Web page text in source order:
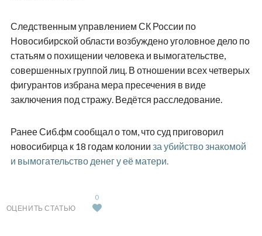
Следственным управлением СК России по
Новосибирской области возбуждено уголовное дело по
статьям о похищении человека и вымогательстве,
совершенных группой лиц. В отношении всех четверых
фигурантов избрана мера пресечения в виде
заключения под стражу. Ведётся расследование.
Ранее Сиб.фм сообщал о том, что суд приговорил
новосибирца к 18 годам колонии за убийство знакомой
и вымогательство денег у её матери.
ОЦЕНИТЬ СТАТЬЮ
0